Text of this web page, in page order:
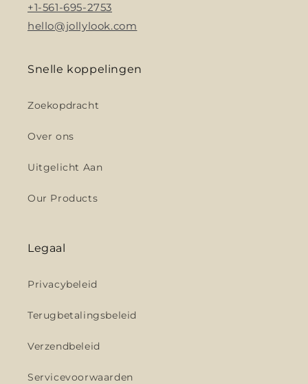
+1-561-695-2753
hello@jollylook.com
Snelle koppelingen
Zoekopdracht
Over ons
Uitgelicht Aan
Our Products
Legaal
Privacybeleid
Terugbetalingsbeleid
Verzendbeleid
Servicevoorwaarden